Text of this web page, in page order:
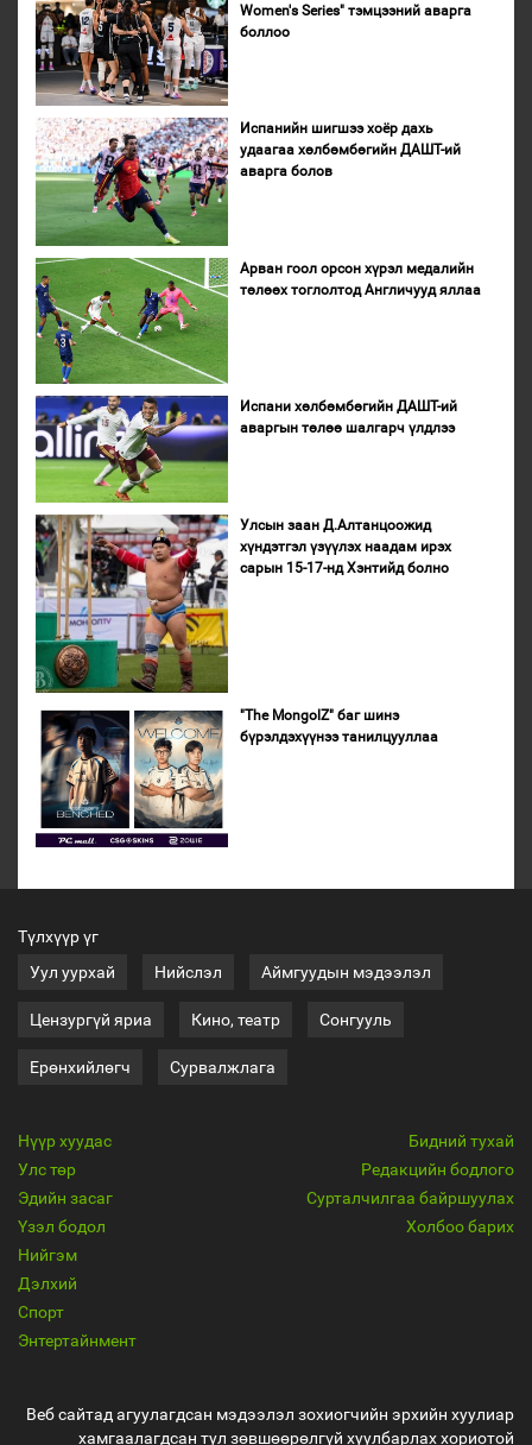
Women's Series" тэмцээний аварга
боллоо
Испанийн шигшээ хоёр дахь
удаагаа хөлбөмбөгийн ДАШТ-ий
аварга болов
Арван гоол орсон хүрэл медалийн
төлөөх тоглолтод Англичууд яллаа
Испани хөлбөмбөгийн ДАШТ-ий
аваргын төлөө шалгарч үлдлээ
Улсын заан Д.Алтанцоожид
хүндэтгэл үзүүлэх наадам ирэх
сарын 15-17-нд Хэнтийд болно
"The MongolZ" баг шинэ
бүрэлдэхүүнээ танилцууллаа
Түлхүүр үг
Уул уурхай
Нийслэл Аймгуудын мэдээлэл
Цензургүй яриа Кино, театр Сонгууль
Ерөнхийлөгч Сурвалжлага
Нүүр хуудас
Улс төр
Эдийн засаг
Үзэл бодол
Нийгэм
Дэлхий
Спорт
Энтертайнмент
Бидний тухай
Редакцийн бодлого
Сурталчилгаа байршуулах
Холбоо барих
Веб сайтад агуулагдсан мэдээлэл зохиогчийн эрхийн хуулиар
хамгаалагдсан тул зөвшөөрөлгүй хуулбарлах хориотой